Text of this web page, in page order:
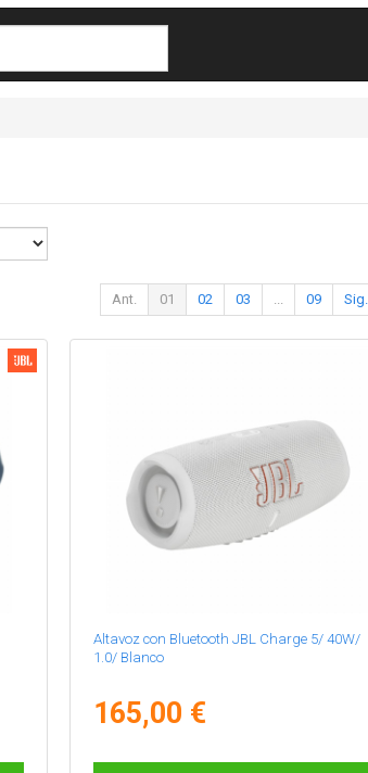
Ant. 01 02 03 09 Sig.
Altavoz con Bluetooth JBL Charge 5/ 40W/
1.0/ Blanco
165,00 €